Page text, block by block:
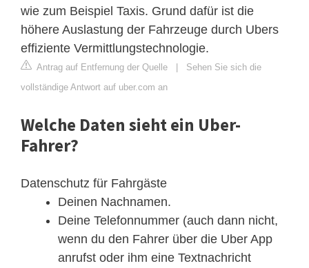
wie zum Beispiel Taxis. Grund dafür ist die
höhere Auslastung der Fahrzeuge durch Ubers
effiziente Vermittlungstechnologie.
Antrag auf Entfernung der Quelle | Sehen Sie sich die
vollständige Antwort auf uber.com an
Welche Daten sieht ein Uber-
Fahrer?
Datenschutz für Fahrgäste
Deinen Nachnamen.
Deine Telefonnummer (auch dann nicht,
wenn du den Fahrer über die Uber App
anrufst oder ihm eine Textnachricht